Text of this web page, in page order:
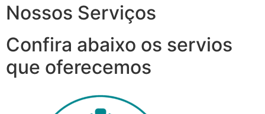
Nossos Serviços
Confira abaixo os servios
que oferecemos